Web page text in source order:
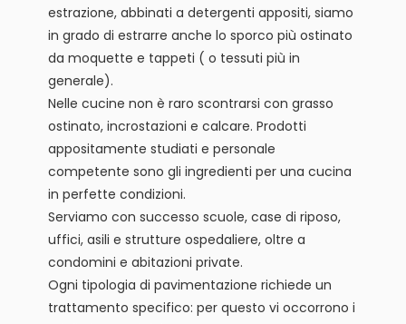
estrazione, abbinati a detergenti appositi, siamo
in grado di estrarre anche lo sporco più ostinato
da moquette e tappeti ( o tessuti più in
generale).
Nelle cucine non è raro scontrarsi con grasso
ostinato, incrostazioni e calcare. Prodotti
appositamente studiati e personale
competente sono gli ingredienti per una cucina
in perfette condizioni.
Serviamo con successo scuole, case di riposo,
uffici, asili e strutture ospedaliere, oltre a
condomini e abitazioni private.
Ogni tipologia di pavimentazione richiede un
trattamento specifico: per questo vi occorrono i